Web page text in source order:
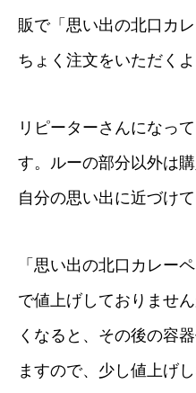
販で「思い出の北口カレ
ちょく注文をいただく
リピーターさんになっ
す。ルーの部分以外は
自分の思い出に近づけて
「 思い出の北口カレー
で値上げしておりませ
くなると、その後の容
ますので、少し値上げ